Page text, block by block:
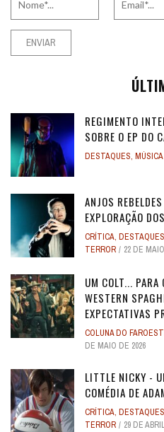
REGIMENTO
SOBRE O EP DO
DESTAQUES, MÚSICA
ANJOS
EXPLORAÇÃO
CRÍTICA, DESTAQUES
TERROR
22 DE
UM COLT... PARA
WESTERN
EXPECTATIVAS
COLUNA DO
DE MAIO DE 2026
LITTLE NICKY -
COMÉDIA DE
CRÍTICA, DESTAQUES
TERROR
29 DE